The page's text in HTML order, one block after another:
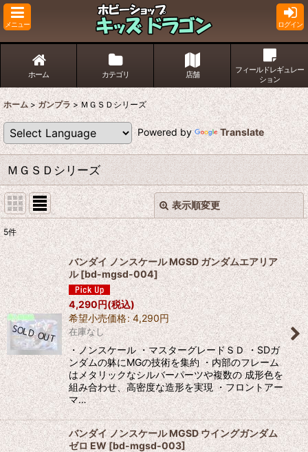
メニュー ログイン
ホーム カテゴリ 店舗
フィールドレギュレー
ション
ホーム > ガンプラ > ＭＧＳＤシリーズ
Powered by Translate
ＭＧＳＤシリーズ
表示順変更
表示数:
並び順:
絞り込む
閉じる
5件
バンダイ ノンスケール MGSD ガンダムエアリア
ル [bd-mgsd-004]
4,290円(税込)
希望小売価格: 4,290円
在庫なし
・ノンスケール ・マスターグレードＳＤ ・SDガ
ンダムの躰にMGの技術を集約 ・内部のフレーム
はメタリックなシルバーパーツや複数の 成形色を
組み合わせ、高密度な造形を実現 ・フロントアー
マ…
バンダイ ノンスケール MGSD ウイングガンダム
ゼロ EW[bd-mgsd-003]